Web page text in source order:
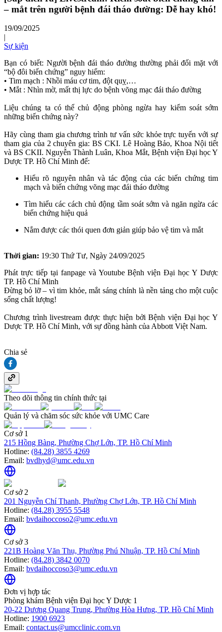
– mắt trên người bệnh đái tháo đường: Dễ hay khó!
19/09/2025
|
Sự kiện
Bạn có biết: Người bệnh đái tháo đường thường phải đối mặt với
“bộ đôi biến chứng” nguy hiểm:
• Tim mạch : Nhồi máu cơ tim, đột quỵ,…
• Mắt : Nhìn mờ, mất thị lực do bệnh võng mạc đái tháo đường
Liệu chúng ta có thể chủ động phòng ngừa hay kiểm soát sớm
những biến chứng này?
Hãy cùng tham gia chương trình tư vấn sức khỏe trực tuyến với sự
tham gia của 2 chuyên gia: BS CKI. Lê Hoàng Bảo, Khoa Nội tiết
và BS CKII. Nguyễn Thành Luân, Khoa Mắt, Bệnh viện Đại học Y
Dược TP. Hồ Chí Minh để:
Hiểu rõ nguyên nhân và tác động của các biến chứng tim
mạch và biến chứng võng mạc đái tháo đường
Tìm hiểu các cách chủ động tầm soát sớm và ngăn ngừa các
biến chứng hiệu quả
Nắm được các thói quen đơn giản giúp bảo vệ tim và mắt
Thời gian: 19:30 Thứ Tư, Ngày 24/09/2025
Phát trực tiếp tại fanpage và Youtube Bệnh viện Đại học Y Dược
TP. Hồ Chí Minh
Đừng bỏ lỡ – vì tim khỏe, mắt sáng chính là nền tảng cho một cuộc
sống chất lượng!
Chương trình livestream được thực hiện bởi Bệnh viện Đại học Y
Dược TP. Hồ Chí Minh, với sự đồng hành của Abbott Việt Nam.
Chia sẻ
Theo dõi thông tin chính thức tại
Quản lý và chăm sóc sức khỏe với UMC Care
Cơ sở 1
215 Hồng Bàng, Phường Chợ Lớn, TP. Hồ Chí Minh
Hotline: (84.28) 3855 4269
Email: bvdhyd@umc.edu.vn
Cơ sở 2
201 Nguyễn Chí Thanh, Phường Chợ Lớn, TP. Hồ Chí Minh
Hotline: (84.28) 3955 5548
Email: bvdaihoccoso2@umc.edu.vn
Cơ sở 3
221B Hoàng Văn Thụ, Phường Phú Nhuận, TP. Hồ Chí Minh
Hotline: (84.28) 3842 0070
Email: bvdaihoccoso3@umc.edu.vn
Đơn vị hợp tác
Phòng khám Bệnh viện Đại học Y Dược 1
20-22 Dương Quang Trung, Phường Hòa Hưng, TP. Hồ Chí Minh
Hotline: 1900 6923
Email: contact.us@umcclinic.com.vn